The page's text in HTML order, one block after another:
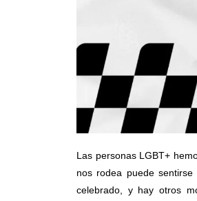
Las personas LGBT+
nos rodea puede
celebrado, y hay otros